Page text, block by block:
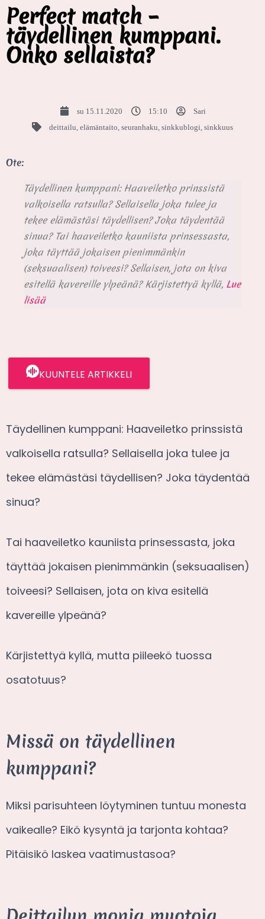
Perfect match –
täydellinen kumppani.
Onko sellaista?
su 15.11.2020 15:10
Sari
deittailu elämäntaito seuranhaku sinkkublogi sinkkuus
Ote:
Täydellinen kumppani: Haaveiletko prinssistä
valkoisella ratsulla? Sellaisella joka tulee ja
tekee elämästäsi täydellisen? Joka täydentää
sinua? Tai haaveiletko kauniista prinsessasta,
joka täyttää jokaisen pienimmänkin
(seksuaalisen) toiveesi? Sellaisen, jota on kiva
esitellä kavereille ylpeänä? Kärjistettyä kyllä, Lue
lisää
KUUNTELE ARTIKKELI
Täydellinen kumppani: Haaveiletko prinssistä
valkoisella ratsulla? Sellaisella joka tulee ja
tekee elämästäsi täydellisen? Joka täydentää
sinua?
Tai haaveiletko kauniista prinsessasta, joka
täyttää jokaisen pienimmänkin (seksuaalisen)
toiveesi? Sellaisen, jota on kiva esitellä
kavereille ylpeänä?
Kärjistettyä kyllä, mutta piileekö tuossa
osatotuus?
Missä on täydellinen
kumppani?
Miksi parisuhteen löytyminen tuntuu monesta
vaikealle? Eikö kysyntä ja tarjonta kohtaa?
Pitäisikö laskea vaatimustasoa?